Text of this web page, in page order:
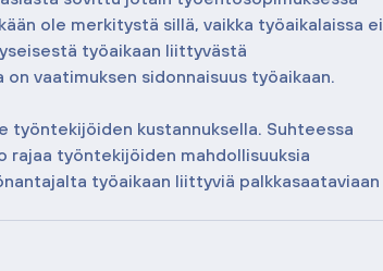
ole merkitystä sillä, vaikka työaikalaissa ei
työaikaan liittyvästä
vaatimuksen sidonnaisuus työaikaan.
työntekijöiden kustannuksella. Suhteessa
rajaa työntekijöiden mahdollisuuksia
työaikaan liittyviä palkkasaataviaan